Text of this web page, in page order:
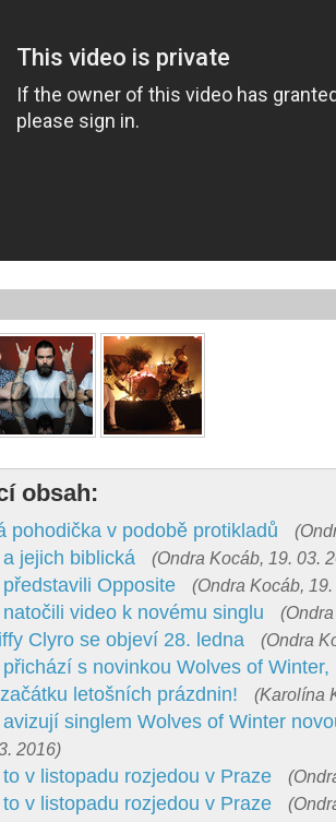
obsah:
pohodička v podobě protikladů
jejich biblická (Ondra Kocáb, 19. 03.
Opposite (Ondra Kocáb,
video k novému singlu
Clyro se objeví 28. ledna (Ondra
s novinkou Wolves of
letošních prázdnin!
(Karolína
singlem Wolves of Winter
2016)
v listopadu rozjedou v Praze
v listopadu rozjedou v Praze